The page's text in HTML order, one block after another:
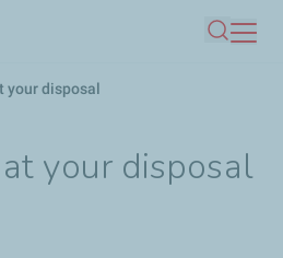
contenu
your disposal
your disposal